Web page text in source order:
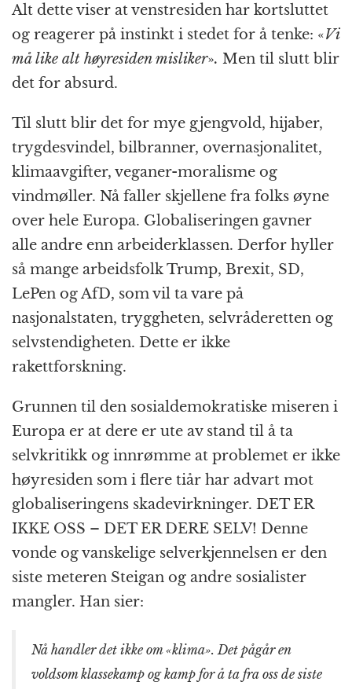
Alt dette viser at venstresiden har kortsluttet
og reagerer på instinkt i stedet for å tenke: «Vi
må like alt høyresiden misliker». Men til slutt blir
det for absurd.
Til slutt blir det for mye gjengvold, hijaber,
trygdesvindel, bilbranner, overnasjonalitet,
klimaavgifter, veganer-moralisme og
vindmøller. Nå faller skjellene fra folks øyne
over hele Europa. Globaliseringen gavner
alle andre enn arbeiderklassen. Derfor hyller
så mange arbeidsfolk Trump, Brexit, SD,
LePen og AfD, som vil ta vare på
nasjonalstaten, tryggheten, selvråderetten og
selvstendigheten. Dette er ikke
rakettforskning.
Grunnen til den sosialdemokratiske miseren i
Europa er at dere er ute av stand til å ta
selvkritikk og innrømme at problemet er ikke
høyresiden som i flere tiår har advart mot
globaliseringens skadevirkninger. DET ER
IKKE OSS – DET ER DERE SELV! Denne
vonde og vanskelige selverkjennelsen er den
siste meteren Steigan og andre sosialister
mangler. Han sier:
Nå handler det ikke om «klima». Det pågår en
voldsom klassekamp og kamp for å ta fra oss de siste